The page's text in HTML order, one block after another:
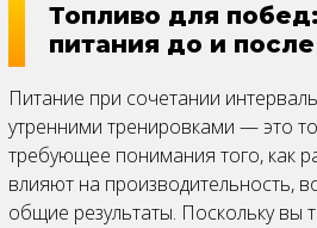
Топливо для
питания до и
Питание при сочетании
утренними тренировками — это
требующее понимания того, как
влияют на производительность,
общие результаты. Поскольку вы